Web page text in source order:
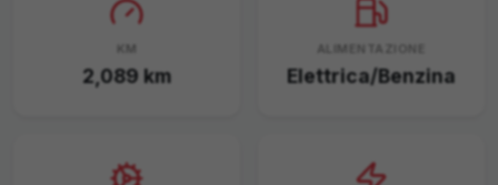
KM
2,089 km
ALIMENTAZIONE
Elettrica/Benzina